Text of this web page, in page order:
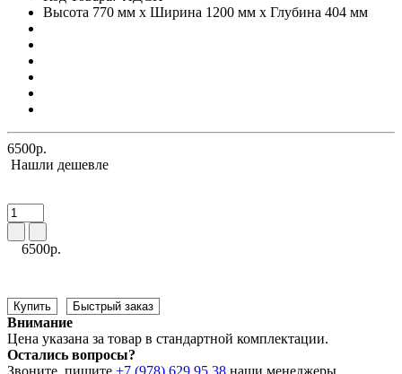
Высота 770 мм x Ширина 1200 мм x Глубина 404 мм
6500р.
Нашли дешевле
6500р.
Купить Быстрый заказ
Внимание
Цена указана за товар в стандартной комплектации.
Остались вопросы?
Звоните, пишите +7 (978) 629 95 38 наши менеджеры